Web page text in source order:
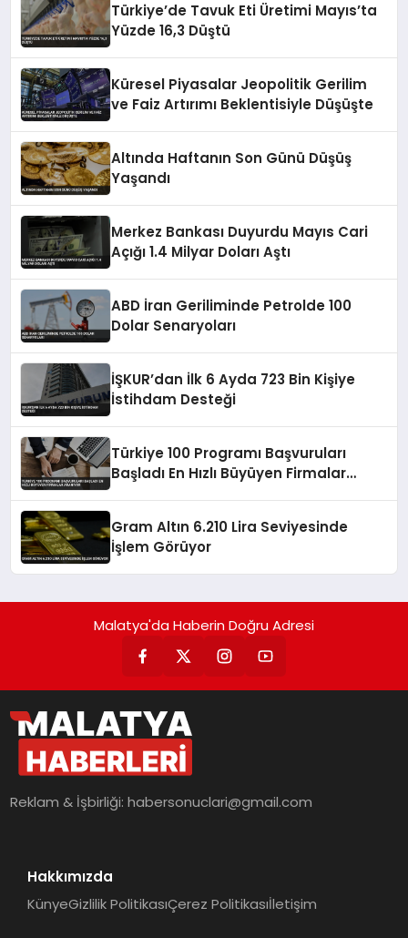
Türkiye’de Tavuk Eti Üretimi Mayıs’ta
Yüzde 16,3 Düştü
Küresel Piyasalar Jeopolitik Gerilim
ve Faiz Artırımı Beklentisiyle Düşüşte
Altında Haftanın Son Günü Düşüş
Yaşandı
Merkez Bankası Duyurdu Mayıs Cari
Açığı 1.4 Milyar Doları Aştı
ABD İran Geriliminde Petrolde 100
Dolar Senaryoları
İŞKUR’dan İlk 6 Ayda 723 Bin Kişiye
İstihdam Desteği
Türkiye 100 Programı Başvuruları
Başladı En Hızlı Büyüyen Firmalar
Gram Altın 6.210 Lira Seviyesinde
İşlem Görüyor
Malatya'da Haberin Doğru Adresi
Reklam & İşbirliği:habersonuclari@gmail.com
Hakkımızda
KünyeGizlilik PolitikasıÇerez Politikasıİletişim